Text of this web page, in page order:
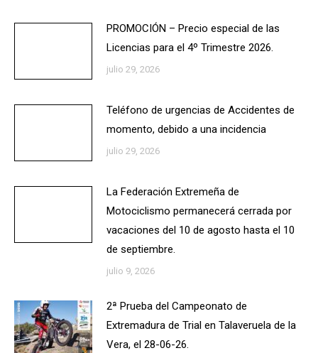
PROMOCIÓN – Precio especial de las
Licencias para el 4º Trimestre 2026.
julio 29, 2026
Teléfono de urgencias de Accidentes de
momento, debido a una incidencia
julio 29, 2026
La Federación Extremeña de
Motociclismo permanecerá cerrada por
vacaciones del 10 de agosto hasta el 10
de septiembre.
julio 9, 2026
2ª Prueba del Campeonato de
Extremadura de Trial en Talaveruela de la
Vera, el 28-06-26.